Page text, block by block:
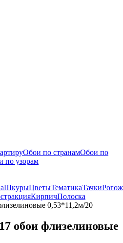
Обои по странамОбои по
по узорам
ШкурыЦветыТематикаТачки
КирпичПолоска
0,53*11,2м/20
обои флизелиновые